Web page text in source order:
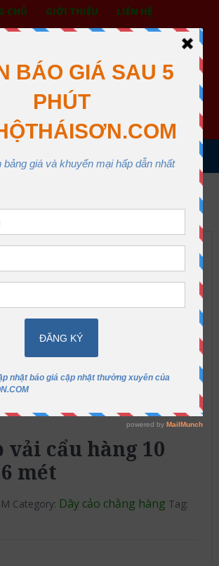
CHỦ GIỚI THIỆU LIÊN HỆ
LAO ĐỘNG THÁI SƠN
MAY THÁI SƠN QUẬN 12
Search
vải cẩu hàng 10
mét
Category: Dây cảo chằng hàng Tag: